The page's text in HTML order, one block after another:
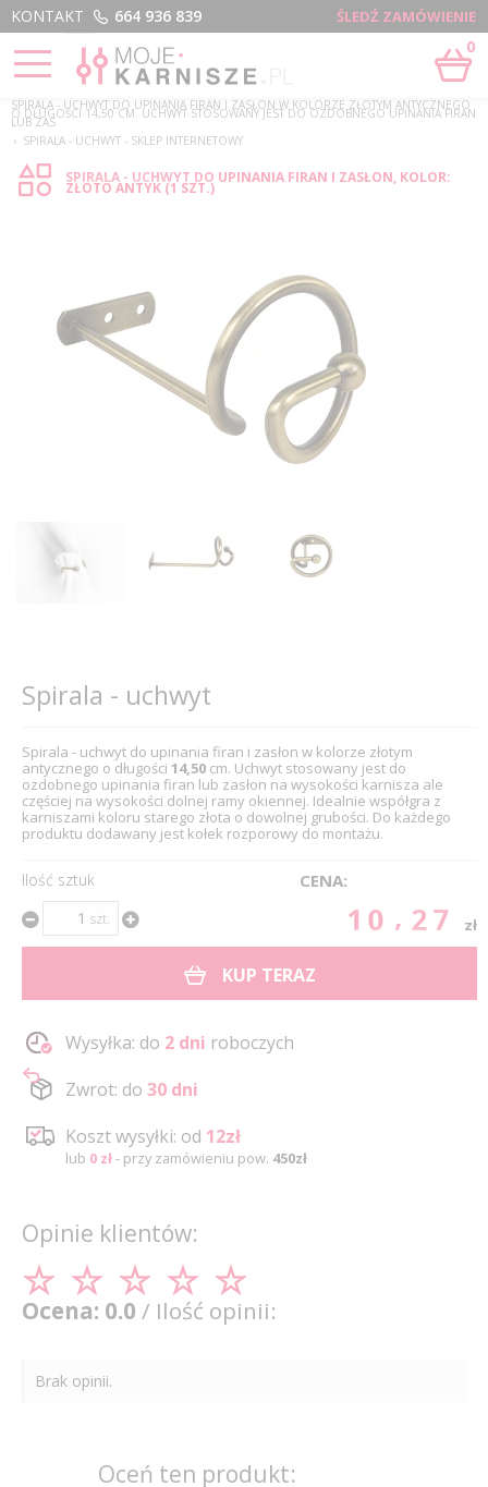
Menu
KONTAKT ŚLEDŹ ZAMÓWIENIE
664 936 839
0
STRONA GŁÓWNA
›
SPIRALA - UCHWYT DO UPINANIA FIRAN I ZASŁON W KOLORZE ZŁOTYM ANTYCZNEGO
O DŁUGOŚCI 14,50 CM. UCHWYT STOSOWANY JEST DO OZDOBNEGO UPINANIA FIRAN
LUB ZAS
› SPIRALA - UCHWYT - SKLEP INTERNETOWY
SPIRALA - UCHWYT DO UPINANIA FIRAN I ZASŁON, KOLOR:
ZŁOTO ANTYK (1 SZT.)
Spirala - uchwyt
Spirala - uchwyt do upinania firan i zasłon w kolorze złotym
antycznego o długości 14,50 cm. Uchwyt stosowany jest do
ozdobnego upinania firan lub zasłon na wysokości karnisza ale
częściej na wysokości dolnej ramy okiennej. Idealnie współgra z
karniszami koloru starego złota o dowolnej grubości. Do każdego
produktu dodawany jest kołek rozporowy do montażu.
Ilość sztuk
szt.
CENA:
10.27 zł
KUP TERAZ
Wysyłka: do 2 dni roboczych
Zwrot: do 30 dni
Koszt wysyłki: od 12zł
lub 0 zł- przy zamówieniu pow. 450zł
Opinie klientów:
Ocena: 0.0 / Ilość opinii:
Brak opinii.
Oceń ten produkt: